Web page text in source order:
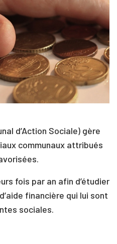
d’Action Sociale) gère
communaux attribués
fois par an afin d’étudier
financière qui lui sont
sociales.